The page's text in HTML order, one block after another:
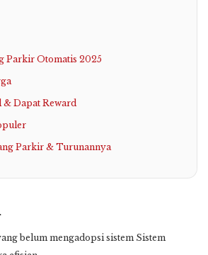
Parkir Otomatis 2025
Dapat Reward
Parkir & Turunannya
belum mengadopsi sistem Sistem